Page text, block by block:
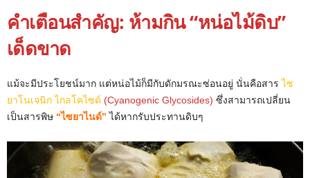
คำเตือนสำคัญ: ห้ามกิน “หน่อไม้ดิบ”
เด็ดขาด
แม้จะมีประโยชน์มาก แต่หน่อไม้ก็มีกับดักมรณะซ่อนอยู่ นั่นคือสาร ไซ
ยาโนเจนิก ไกลโคไซด์ (Cyanogenic Glycosides) ซึ่งสามารถเปลี่ยน
เป็นสารพิษ “ไซยาไนด์” ได้หากรับประทานดิบๆ